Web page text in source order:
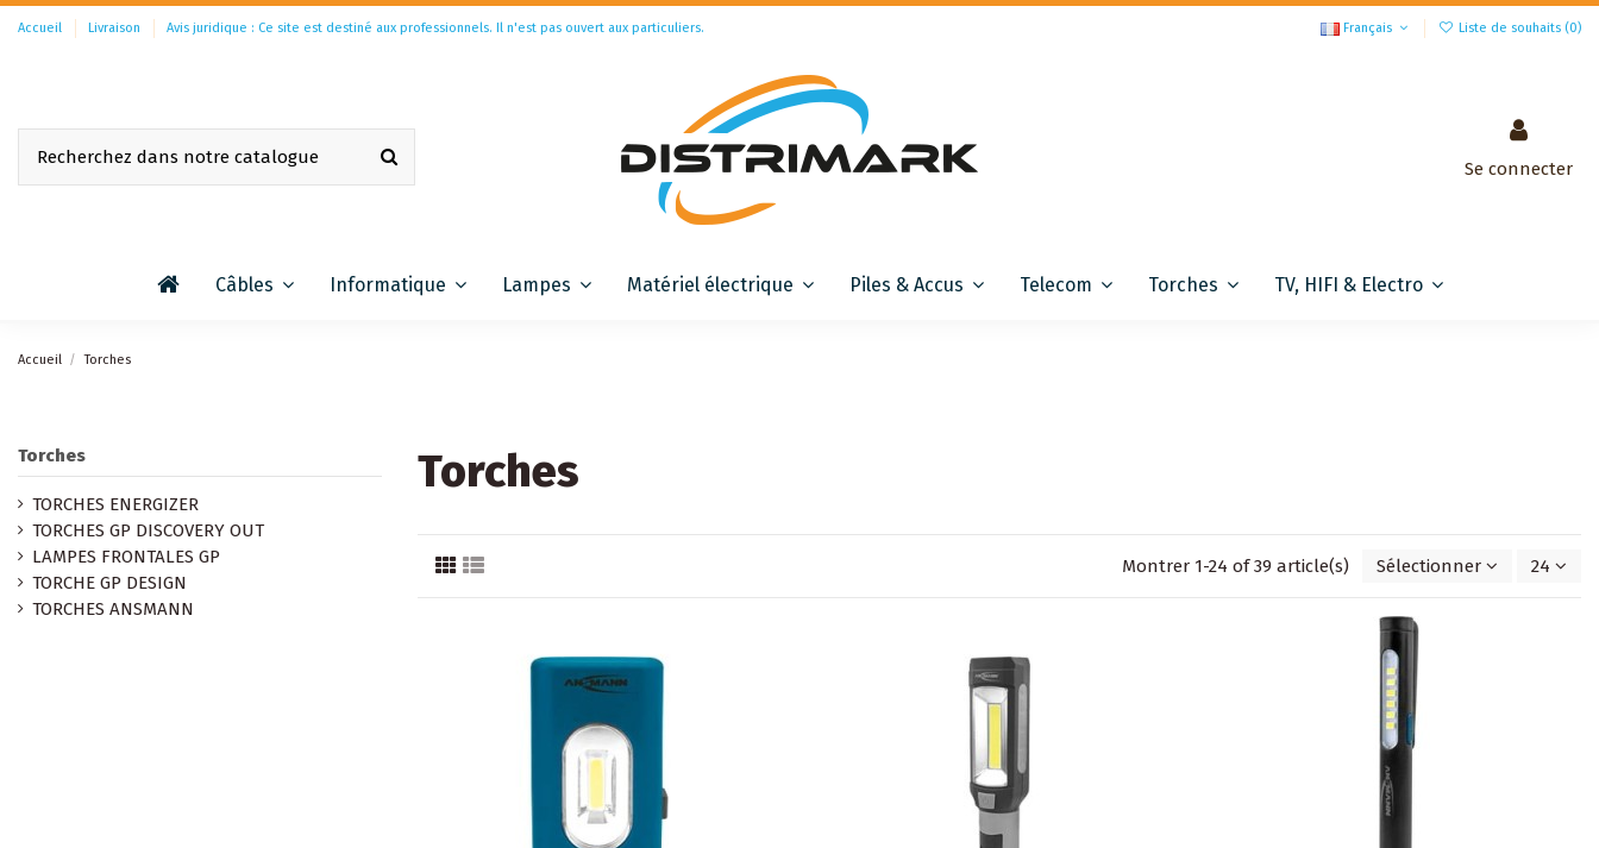
Accueil Livraison Avis juridique : Ce site est destiné aux professionnels. Il n'est pas ouvert aux particuliers. Français Liste de souhaits (0)
Se connecter
Câbles Informatique Lampes Matériel électrique Piles & Accus Telecom Torches TV, HIFI & Electro
Accueil Torches
Torches
Montrer 1-24 of 39 article(s) Sélectionner 24
Torches
TORCHES ENERGIZER
TORCHES GP DISCOVERY OUT
LAMPES FRONTALES GP
TORCHE GP DESIGN
TORCHES ANSMANN